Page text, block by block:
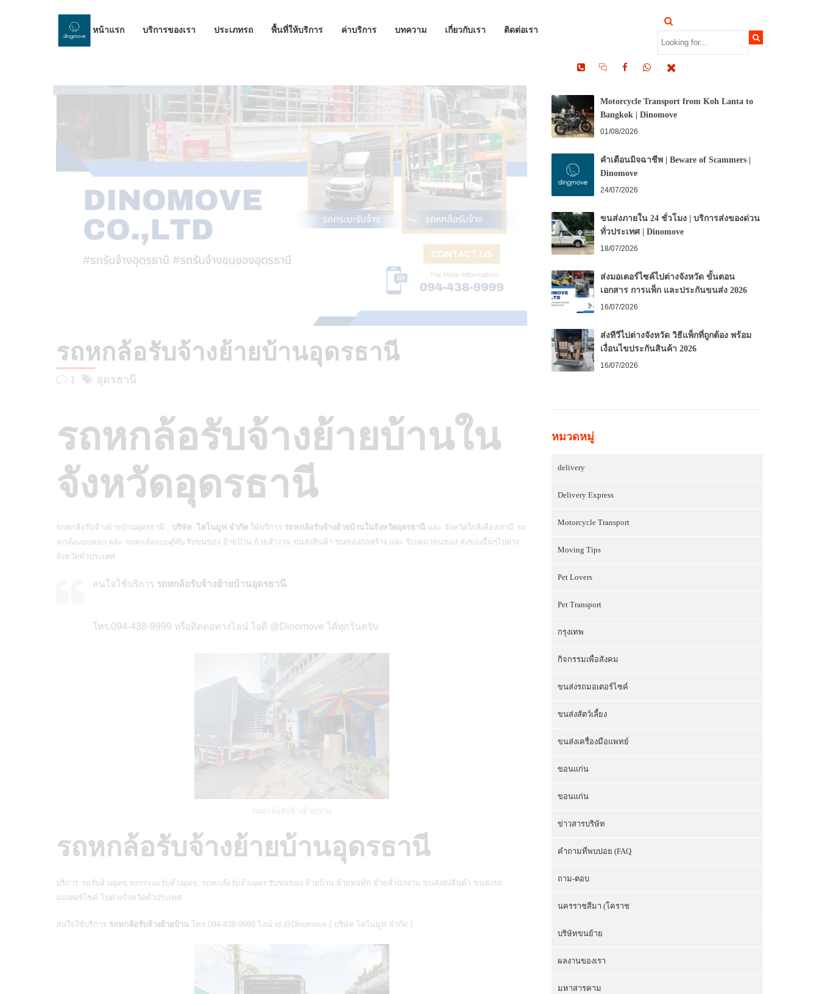
หน้าแรก บริการของเรา ประเภทรถ พื้นที่ให้บริการ ค่าบริการ บทความ เกี่ยวกับเรา ติดต่อเรา
รถหกล้อรับจ้างย้ายบ้านอุดรธานี
1 อุดรธานี
รถหกล้อรับจ้างย้ายบ้านใน
จังหวัดอุดรธานี
รถหกล้อรับจ้างย้ายบ้านอุดรธานี , บริษัท ไดโนมูฟ จำกัด ให้บริการ รถหกล้อรับจ้างย้ายบ้านในจังหวัดอุดรธานี และ จังหวัดใกล้เคียงเรามี
รถ
หกล้อแบบคอก และ รถหกล้อแบบตู้ทึบรับขนของ ย้ายบ้าน ย้ายสำงาน ขนส่งสินค้า ขนของก่อสร้าง และ รับเหมาขนของ ส่งของอื่นๆไปต่าง
จังหวัดทั่วประเทศ
สนใจใช้บริการ รถหกล้อรับจ้างย้ายบ้านอุดรธานี
โทร.094-438-9999 หรือติดต่อทางไลน์ ไอดี @Dinomove ได้ทุกวันครับ
รถหกล้อรับจ้างย้ายบ้าน
รถหกล้อรับจ้างย้ายบ้านอุดรธานี
บริการ รถรับจ้างอุดร,รถกระบะรับจ้างอุดร, รถหกล้อรับจ้างอุดร รับขนของ ย้ายบ้าน ย้ายหอพัก ย้ายสำนักงาน ขนส่งส่งสินค้า ขนส่งรถ
มอเตอร์ไซค์ ไปต่างจังหวัดทั่วประเทศ.
สนใจใช้บริการ รถหกล้อรับจ้างย้ายบ้าน โทร.094-438-9999 ไลน์ id:@Dinomove ( บริษัท ไดโนมูฟ จำกัด )
RECENT POSTS
Motorcycle Transport from Koh Lanta to
Bangkok | Dinomove
01/08/2026
คำเตือนมิจฉาชีพ | Beware of Scammers |
Dinomove
24/07/2026
ขนส่งภายใน 24 ชั่วโมง | บริการส่งของด่วน
ทั่วประเทศ | Dinomove
18/07/2026
ส่งมอเตอร์ไซค์ไปต่างจังหวัด ขั้นตอน
เอกสาร การแพ็ก และประกันขนส่ง 2026
16/07/2026
ส่งทีวีไปต่างจังหวัด วิธีแพ็กที่ถูกต้อง พร้อม
เงื่อนไขประกันสินค้า 2026
16/07/2026
หมวดหมู่
delivery
Delivery Express
Motorcycle Transport
Moving Tips
Pet Lovers
Pet Transport
กรุงเทพ
กิจกรรมเพื่อสังคม
ขนส่งรถมอเตอร์ไซค์
ขนส่งสัตว์เลี้ยง
ขนส่งเครื่องมือแพทย์
ขอนแก่น
ขอนแก่น
ข่าวสารบริษัท
คำถามที่พบบ่อย (FAQ
ถาม-ตอบ
นครราชสีมา (โคราช
บริษัทขนย้าย
ผลงานของเรา
มหาสารคาม